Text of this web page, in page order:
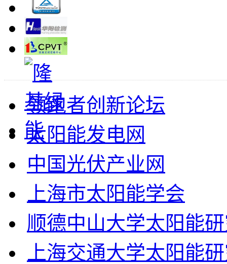
领跑者创新论坛
太阳能发电网
中国光伏产业网
上海市太阳能学会
顺德中山大学太阳能
上海交通大学太阳能